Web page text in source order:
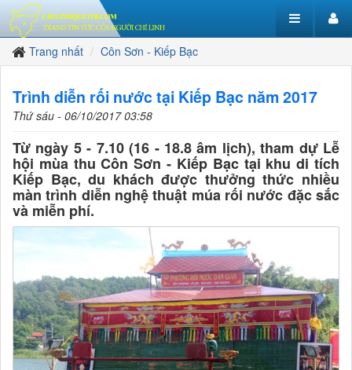
Trang nhất Côn Sơn - Kiếp Bạc
Trình diễn rối nước tại Kiếp Bạc năm 2017
Thứ sáu - 06/10/2017 03:58
Từ ngày 5 - 7.10 (16 - 18.8 âm lịch), tham dự Lễ
hội mùa thu Côn Sơn - Kiếp Bạc tại khu di tích
Kiếp Bạc, du khách được thưởng thức nhiều
màn trình diễn nghệ thuật múa rối nước đặc sắc
và miễn phí.